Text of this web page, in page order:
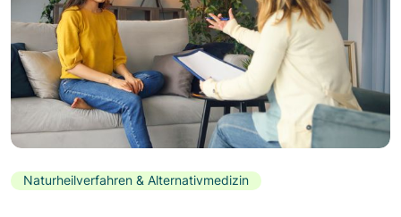
Naturheilverfahren & Alternativmedizin